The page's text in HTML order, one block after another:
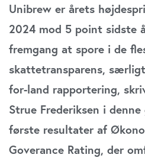
Unibrew er årets
2024 mod 5 point sidste
fremgang at spore i de
skattetransparens,
for-land rapportering,
Strue Frederiksen i
første resultater af
Goverance Rating, der